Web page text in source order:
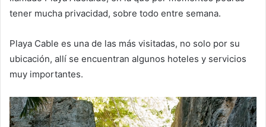
tener mucha privacidad, sobre todo entre semana.
Playa Cable es una de las más visitadas, no solo por su
ubicación, allí se encuentran algunos hoteles y servicios
muy importantes.